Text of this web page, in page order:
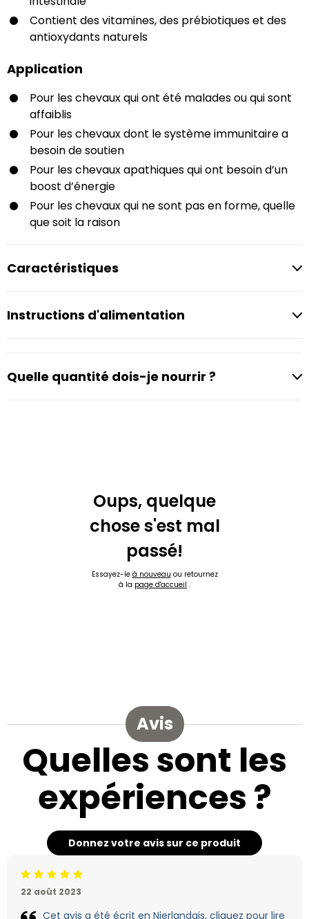
Contient des vitamines, des prébiotiques et des
antioxydants naturels
Application
Pour les chevaux qui ont été malades ou qui sont
affaiblis
Pour les chevaux dont le système immunitaire a
besoin de soutien
Pour les chevaux apathiques qui ont besoin d’un
boost d’énergie
Pour les chevaux qui ne sont pas en forme, quelle
que soit la raison
Caractéristiques
Instructions d'alimentation
Quelle quantité dois-je nourrir ?
Oups, quelque
chose s'est mal
passé!
Essayez-le à nouveau ou retournez
à la page d'accueil .
Avis
Quelles sont les
expériences ?
Donnez votre avis sur ce produit
Jugement:5 /5
22 août 2023
Cet avis a été écrit en Nierlandais, cliquez pour lire